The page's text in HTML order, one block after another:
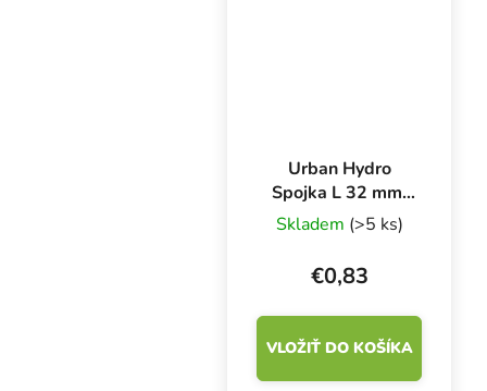
Urban Hydro
Spojka L 32 mm,
pre 2 PVC rúry na
NFT kanál
Skladem (>5 ks)
€0,83
VLOŽIŤ DO KOŠÍKA